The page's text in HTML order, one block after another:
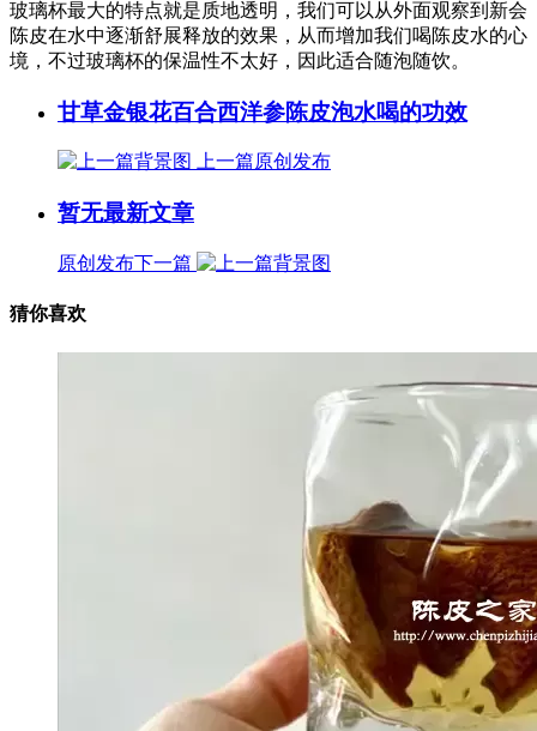
玻璃杯最大的特点就是质地透明，我们可以从外面观察到新会
陈皮在水中逐渐舒展释放的效果，从而增加我们喝陈皮水的心
境，不过玻璃杯的保温性不太好，因此适合随泡随饮。
甘草金银花百合西洋参陈皮泡水喝的功效
上一篇原创发布
暂无最新文章
原创发布下一篇
猜你喜欢